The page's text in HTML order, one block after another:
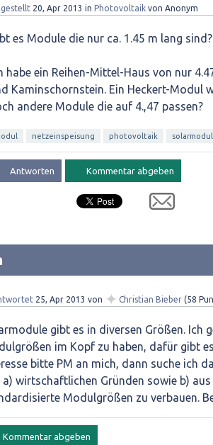
20, Apr 2013 in Photovoltaik von Anonym
es Module die nur ca. 1.45 m lang
habe ein Reihen-Mittel-Haus von nur
Kaminschornstein. Ein Heckert-Modul
andere Module die auf 4.,47 passen?
netzeinspeisung photovoltaik solarmodul
25, Apr 2013 von ✦ Christian Bieber (58
gibt es in diversen Größen. Ich
im Kopf zu haben, dafür gibt
bitte PM an mich, dann suche ich
a) wirtschaftlichen Gründen sowie b)
Modulgrößen zu verbauen.